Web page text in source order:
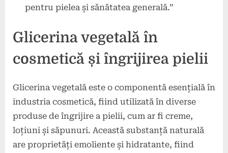
pentru pielea și sănătatea generală.”
Glicerina vegetală în
cosmetică și îngrijirea pielii
Glicerina vegetală este o componentă esențială în
industria cosmetică, fiind utilizată în diverse
produse de îngrijire a pielii, cum ar fi creme,
loțiuni și săpunuri. Această substanță naturală
are proprietăți emoliente și hidratante, fiind